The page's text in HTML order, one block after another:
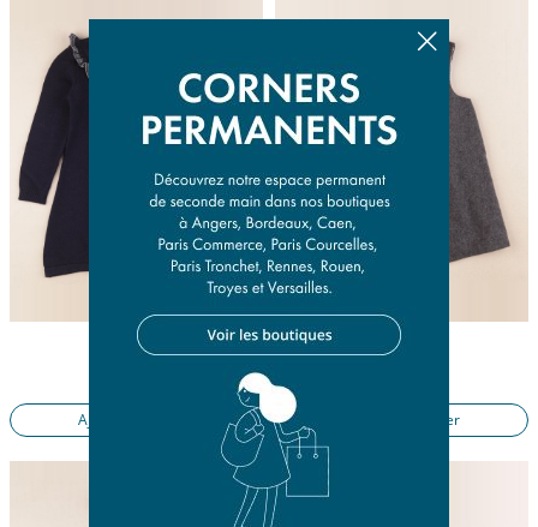
robe bleu
4 ans
Ajouter au panier
robe gris
12 mois
Ajouter au panier